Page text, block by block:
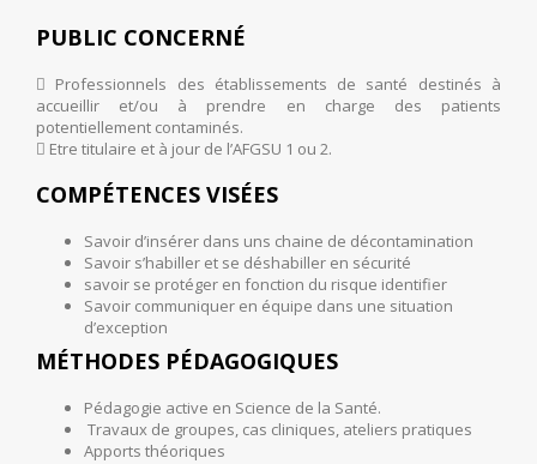
PUBLIC CONCERNÉ
 Professionnels des établissements de santé destinés à
accueillir et/ou à prendre en charge des patients
potentiellement contaminés.
 Etre titulaire et à jour de l’AFGSU 1 ou 2.
COMPÉTENCES VISÉES
Savoir d’insérer dans uns chaine de décontamination
Savoir s’habiller et se déshabiller en sécurité
savoir se protéger en fonction du risque identifier
Savoir communiquer en équipe dans une situation
d’exception
MÉTHODES PÉDAGOGIQUES
Pédagogie active en Science de la Santé.
Travaux de groupes, cas cliniques, ateliers pratiques
Apports théoriques